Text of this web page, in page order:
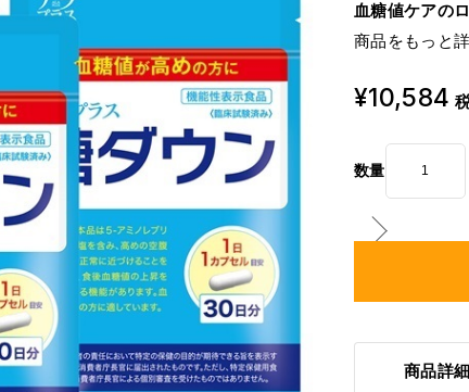
血糖値ケアの
商品をもっと
¥10,584
数量
商品詳細